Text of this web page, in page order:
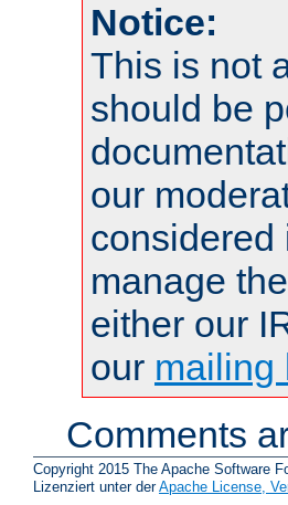
Notice:
This is not
should be
our
considered
manage
either our
our mailing
Comments
Copyright 2015 The Apache Software
Lizenziert unter derApache License,